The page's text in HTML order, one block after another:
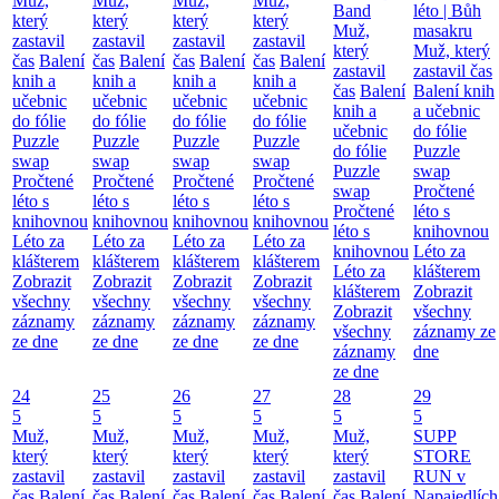
který
zastavil
čas Balení
knih a
učebnic
do fólie
Puzzle
swap
Pročtené
léto s
knihovnou
Léto za
klášterem
Zobrazit
všechny
záznamy
ze dne
který
zastavil
čas Balení
knih a
učebnic
do fólie
Puzzle
swap
Pročtené
léto s
knihovnou
Léto za
klášterem
Zobrazit
všechny
záznamy
ze dne
který
zastavil
čas Balení
knih a
učebnic
do fólie
Puzzle
swap
Pročtené
léto s
knihovnou
Léto za
klášterem
Zobrazit
všechny
záznamy
ze dne
který
zastavil
čas Balení
knih a
učebnic
do fólie
Puzzle
swap
Pročtené
léto s
knihovnou
Léto za
klášterem
Zobrazit
všechny
záznamy
ze dne
Band
Muž,
který
zastavil
čas Balení
knih a
učebnic
do fólie
Puzzle
swap
Pročtené
léto s
knihovnou
Léto za
klášterem
Zobrazit
všechny
záznamy
ze dne
léto | Bůh
masakru
Muž, který
zastavil čas
Balení knih
a učebnic
do fólie
Puzzle
swap
Pročtené
léto s
knihovnou
Léto za
klášterem
Zobrazit
všechny
záznamy ze
dne
24
5
Muž,
který
zastavil
25
5
Muž,
který
zastavil
26
5
Muž,
který
zastavil
27
5
Muž,
který
zastavil
28
5
Muž,
který
zastavil
29
5
SUPP
STORE
RUN v